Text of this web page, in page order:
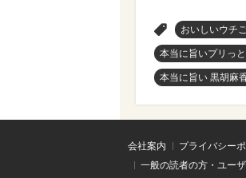
おいしいウチ
本当に旨いプリっ
本当に旨い 黒胡麻
会社案内 プライバシー
一般の読者の方・ユー